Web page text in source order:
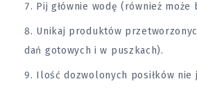
Pij głównie wodę (również może
Unikaj produktów
dań gotowych i w puszkach).
Ilość dozwolonych posiłków nie